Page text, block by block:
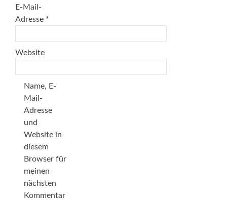
E-Mail-
Adresse *
Website
Name, E-
Mail-
Adresse
und
Website in
diesem
Browser für
meinen
nächsten
Kommentar